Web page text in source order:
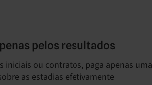
pelos resultados
iniciais ou contratos, paga apenas uma
as estadias efetivamente